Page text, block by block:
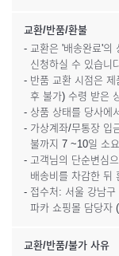
교환/반품/환불
- 교환은 '배송완료'의
신청하실 수 있습니
- 반품 교환 시점은 제
후 불가) 수령 받은
- 상품 상태를 당사에
- 가상계좌/무통장 입
불까지 7 ~10일 소
- 고객님의 단순변심
배송비를 차감한 뒤
- 접수처: 서울 강남
파카 쇼핑몰 담당자
교환/반품/불가 사유